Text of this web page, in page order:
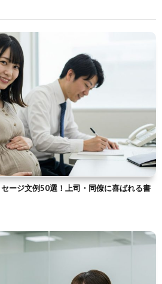
セージ文例50選！上司・同僚に喜ばれる書